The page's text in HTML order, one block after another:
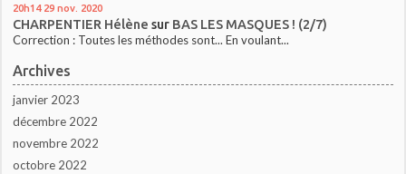
20h14 29 nov. 2020
CHARPENTIER Hélène sur BAS LES MASQUES ! (2/7)
Correction : Toutes les méthodes sont... En voulant...
Archives
janvier 2023
décembre 2022
novembre 2022
octobre 2022